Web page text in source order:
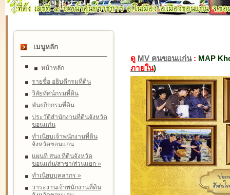
เมนูหลัก
หน้าหลัก
รายชื่อ อธิบดีกรมที่ดิน
วิสัยทัศน์กรมที่ดิน
พันธกิจกรมที่ดิน
ประวัติสำนักงานที่ดินจังหวัด
ขอนแก่น
ทำเนียบเจ้าพนักงานที่ดิน
จังหวัดขอนแก่น
แผนที่ สนง.ที่ดินจังหวัด
ขอนแก่น/สาขา/ส่วนแยก »
ทำเนียบบุคลากร »
วาระงานเจ้าพนักงานที่ดิน
ดู MV คนขอนแก่น: MAP
ภายใน)